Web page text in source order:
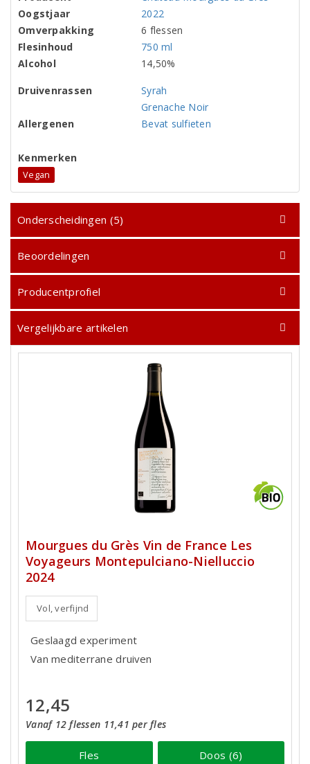
Oogstjaar
2022
Omverpakking
6 flessen
Flesinhoud
750 ml
Alcohol
14,50%
Druivenrassen
Syrah
Grenache Noir
Allergenen
Bevat sulfieten
Kenmerken
Vegan
Onderscheidingen (5)
Beoordelingen
Producentprofiel
Vergelijkbare artikelen
Mourgues du Grès Vin de France Les
Voyageurs Montepulciano-Nielluccio
2024
Vol, verfijnd
Geslaagd experiment
Van mediterrane druiven
12,45
Vanaf 12 flessen 11,41 per fles
Fles Doos (6)